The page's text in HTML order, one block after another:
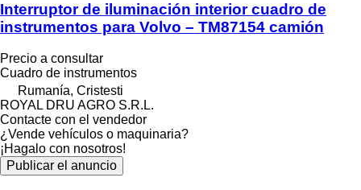
Interruptor de iluminación interior cuadro de
instrumentos para Volvo – TM87154 camión
Precio a consultar
Cuadro de instrumentos
Rumanía, Cristesti
ROYAL DRU AGRO S.R.L.
Contacte con el vendedor
¿Vende vehículos o maquinaria?
¡Hagalo con nosotros!
Publicar el anuncio